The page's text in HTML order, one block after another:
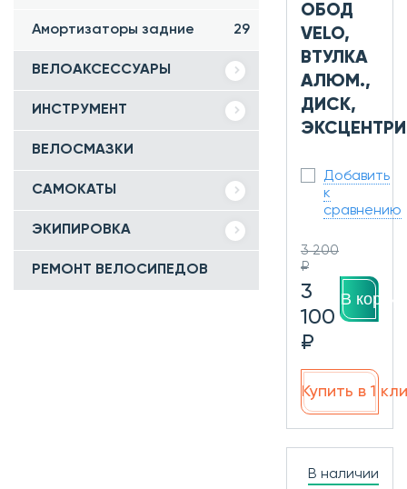
Амортизаторы задние 29
ВЕЛОАКСЕССУАРЫ
ИНСТРУМЕНТ
ВЕЛОСМАЗКИ
САМОКАТЫ
ЭКИПИРОВКА
РЕМОНТ ВЕЛОСИПЕДОВ
ОБОД
VELO,
ВТУЛКА
АЛЮМ.,
ДИСК,
Добавить
к
сравнению
3 200
₽
3
100
₽
В
Купить в 1
В наличии